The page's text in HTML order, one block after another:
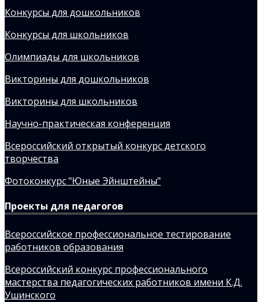
Конкурсы для дошкольников
Конкурсы для школьников
Олимпиады для школьников
Викторины для дошкольников
Викторины для школьников
Научно-практическая конференция
Всероссийский открытый конкурс детского
творчества
Фотоконкурс "Юные Эйнштейны"
Проекты для педагогов
Всероссийское профессиональное тестирование
работников образования
Всероссийский конкурс профессионального
мастерства педагогических работников имени К.Д.
Ушинского